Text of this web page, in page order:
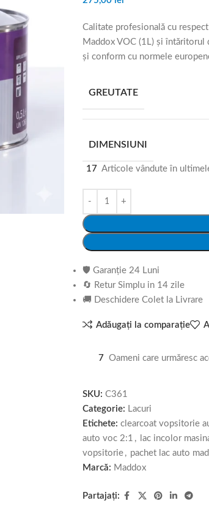
Calitate profesională cu
Maddox VOC (1L) și întăritorul
și conform cu normele
GREUTATE
DIMENSIUNI
17 Articole vândute în
🛡️ Garanție 24 Luni
🔄 Retur Simplu in 14 zile
🚚 Deschidere Colet la Livrare
Adăugați la comparație
7 Oameni care urmăresc
SKU: C361
Categorie: Lacuri
Etichete: clearcoat vopsitorie
auto voc 2:1 , lac incolor
vopsitorie , pachet lac auto
Marcă: Maddox
Partajați: